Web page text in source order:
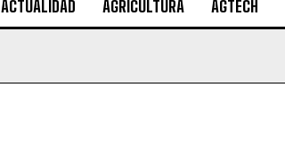
ACTUALIDAD AGRICULTURA AGTECH